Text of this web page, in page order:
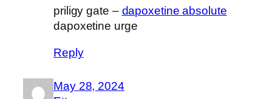
priligy gate – dapoxetine absolute
dapoxetine urge
Reply
May 28, 2024